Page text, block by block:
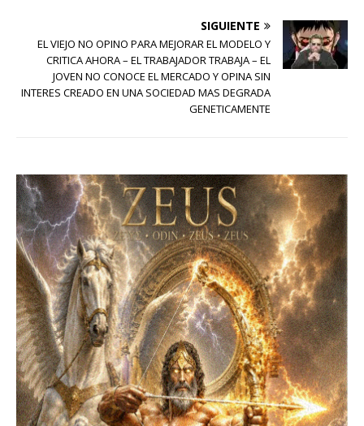
SIGUIENTE
EL VIEJO NO OPINO PARA MEJORAR EL MODELO Y
CRITICA AHORA – EL TRABAJADOR TRABAJA – EL
JOVEN NO CONOCE EL MERCADO Y OPINA SIN
INTERES CREADO EN UNA SOCIEDAD MAS DEGRADA
GENETICAMENTE